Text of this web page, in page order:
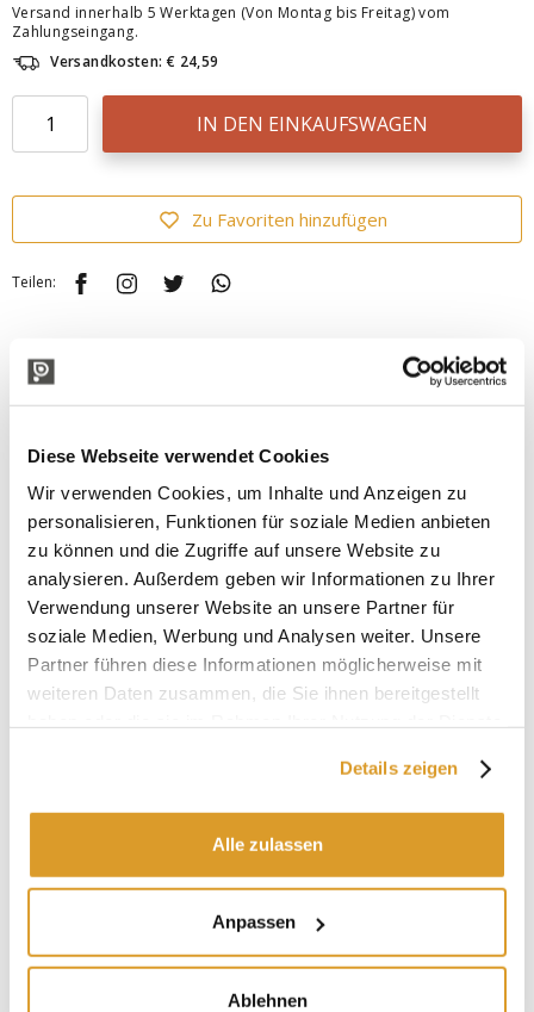
Diese Webseite verwendet Cookies
Wir verwenden Cookies, um Inhalte und Anzeigen zu
personalisieren, Funktionen für soziale Medien anbieten
zu können und die Zugriffe auf unsere Website zu
analysieren. Außerdem geben wir Informationen zu Ihrer
Verwendung unserer Website an unsere Partner für
soziale Medien, Werbung und Analysen weiter. Unsere
Partner führen diese Informationen möglicherweise mit
weiteren Daten zusammen, die Sie ihnen bereitgestellt
Details zeigen
Alle zulassen
Anpassen
Ablehnen
Versand innerhalb 5 Werktagen (Von Montag bis Freitag) vom
Zahlungseingang.
Versandkosten: € 24,59
IN DEN EINKAUFSWAGEN
Zu Favoriten hinzufügen
Teilen:
Draht- und Seilisolator mit Ringmutter für Kunststoff-
Draht- und Seilisolator mit Ringmutter zur Verwendung an
Kunststoff- und Metallmasten bis 12 mm Durchmesser.
Eigenschaften:
Material: Kunststoff
Farbe: Schwarz
Anwendungsbereiche: Tierhaltung
Maximaler Mastdurchmesser: 12 mm
Verwendung: Kunststoff- und Metallstangen
Gewicht: 22 gr
Verpackung: 25 Stück
ÄHNLICHE PRODUKTE